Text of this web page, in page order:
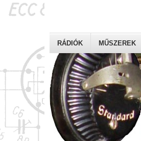
RÁDIÓK MŰSZEREK